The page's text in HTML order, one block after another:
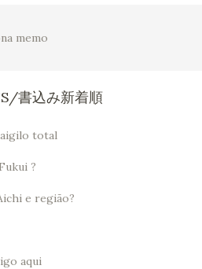
memo
書込み新着順
aigilo total
?
e região?
aqui